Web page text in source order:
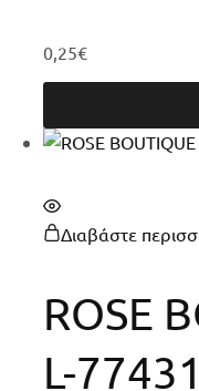
0,25€
Διαβάστε
ROSE
L-